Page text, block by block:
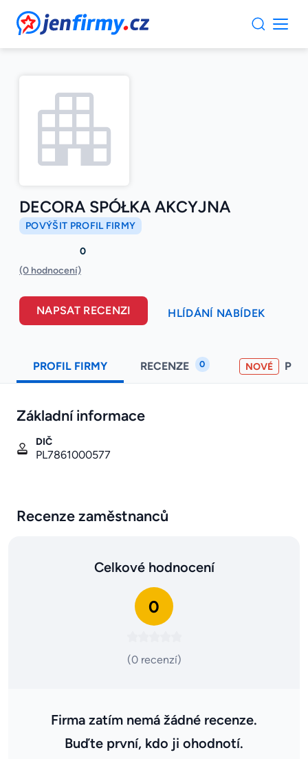
JenFirmy.cz
DECORA SPÓŁKA AKCYJNA
POVÝŠIT PROFIL FIRMY
0
(0 hodnocení)
NAPSAT RECENZI HLÍDÁNÍ NABÍDEK
PROFIL FIRMY RECENZE 0 NOVÉ
Základní informace
DIČ
PL7861000577
Recenze zaměstnanců
Celkové hodnocení
0
(0 recenzí)
Firma zatím nemá žádné recenze.
Buďte první, kdo ji ohodnotí.